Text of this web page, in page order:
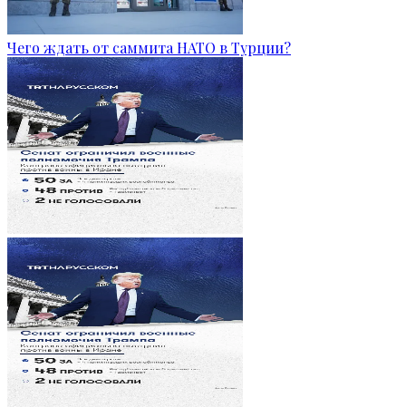
Чего ждать от саммита НАТО в Турции?